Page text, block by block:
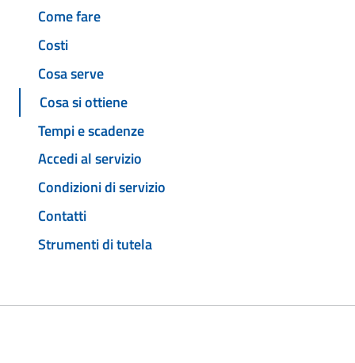
Come fare
Costi
Cosa serve
Cosa si ottiene
Tempi e scadenze
Accedi al servizio
Condizioni di servizio
Contatti
Strumenti di tutela